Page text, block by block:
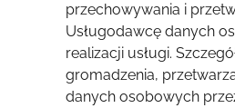
przechowywania i
Usługodawcę danych
realizacji usługi.
gromadzenia,
danych osobowych